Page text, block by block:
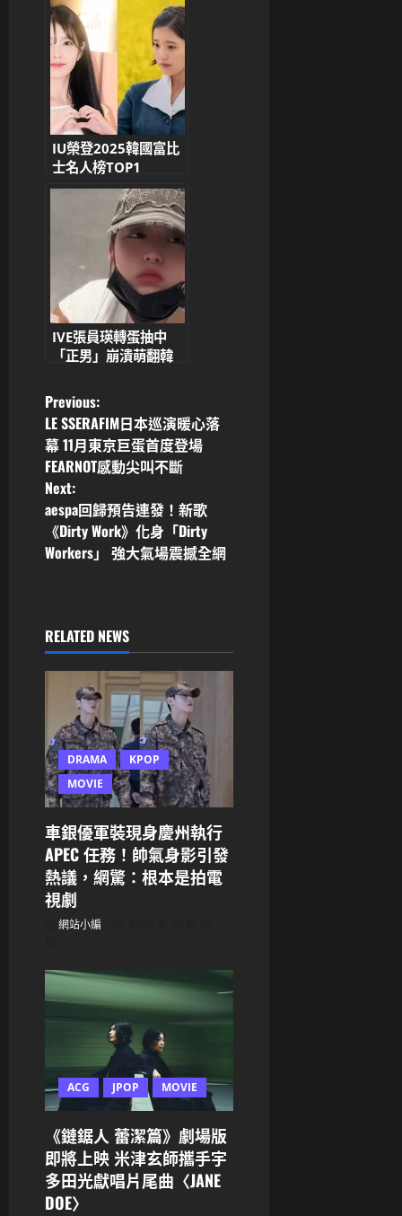
聯手打造」
IU榮登2025韓國富比
士名人榜TOP1
Aespa、
SEVENTEEN、
BLACKPINK全員solo
IVE張員瑛轉蛋抽中
「正男」崩潰萌翻韓
厭角色引爆日網友話題
P
o
s
t
n
v
i
a
t
i
o
n
Previous:
LE SSERAFIM日本巡演暖心落
幕 11月東京巨蛋首度登場
FEARNOT感動尖叫不斷
Next:
aespa回歸預告連發！新歌
《Dirty Work》化身「Dirty
Workers」 強大氣場震撼全網
RELATED NEWS
DRAMA
KPOP
MOVIE
車銀優軍裝現身慶州執行
APEC 任務！帥氣身影引發
熱議，網驚：根本是拍電
視劇
網站小編
ACG JPOP MOVIE
《鏈鋸人 蕾潔篇》劇場版
即將上映 米津玄師攜手宇
多田光獻唱片尾曲〈JANE
DOE〉